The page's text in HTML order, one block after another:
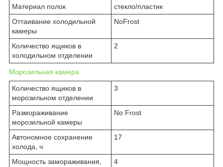
Материал полок
стекло/пластик
Оттаивание холодильной
камеры
NoFrost
Количество ящиков в
холодильном отделении
2
Морозильная камера
Количество ящиков в
морозильном отделении
3
Размораживание
морозильной камеры
No Frost
Автономное сохранение
холода, ч
17
Мощность замораживания,
4